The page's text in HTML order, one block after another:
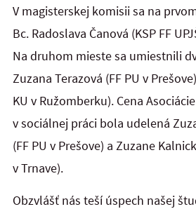
V magisterskej komisii sa na
Bc. Radoslava Čanová (KSP FF
Na druhom mieste sa umiestnili
Zuzana Terazová (FF PU v
KU v Ružomberku). Cena
v sociálnej práci bola udelená
(FF PU v Prešove) a Zuzane
v Trnave).
Obzvlášť nás teší úspech našej